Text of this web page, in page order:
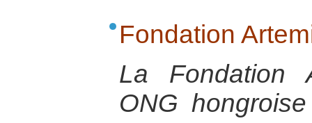
Fondation
La Fondation
ONG